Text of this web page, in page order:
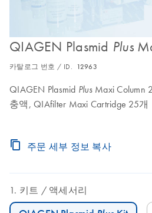
QIAGEN Plasmid Plus
카탈로그 번호 / ID. 12963
QIAGEN Plasmid PlusMaxi Column
충액, QIAfilter Maxi Cartridge 25개
주문 세부 정보 복사
키트 액세서리